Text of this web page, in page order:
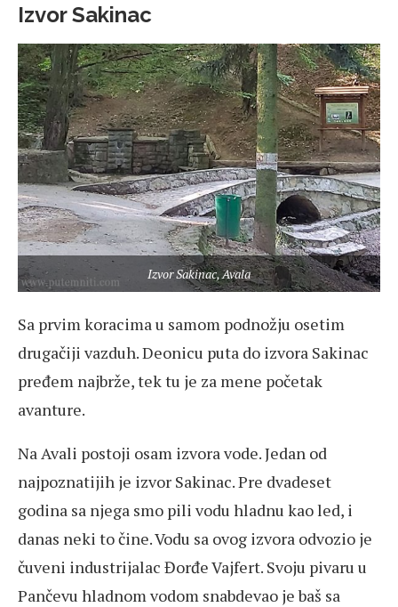
Izvor Sakinac
Izvor Sakinac, Avala
Sa prvim koracima u samom podnožju osetim
drugačiji vazduh. Deonicu puta do izvora Sakinac
pređem najbrže, tek tu je za mene početak
avanture.
Na Avali postoji osam izvora vode. Jedan od
najpoznatijih je izvor Sakinac. Pre dvadeset
godina sa njega smo pili vodu hladnu kao led, i
danas neki to čine. Vodu sa ovog izvora odvozio je
čuveni industrijalac Đorđe Vajfert. Svoju pivaru u
Pančevu hladnom vodom snabdevao je baš sa